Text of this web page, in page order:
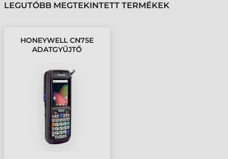
LEGUTÓBB MEGTEKINTETT TERMÉKEK
HONEYWELL CN75E
ADATGYŰJTŐ